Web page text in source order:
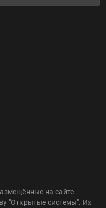
на сайте
"Открытые системы". Их